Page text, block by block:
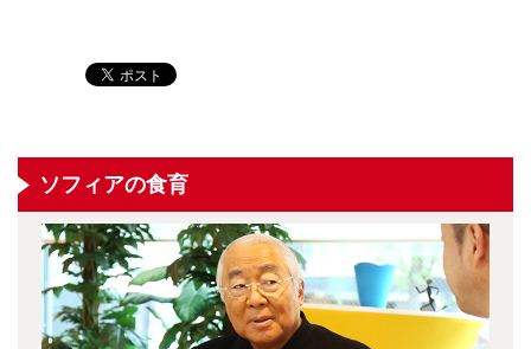
ソフィアの食育